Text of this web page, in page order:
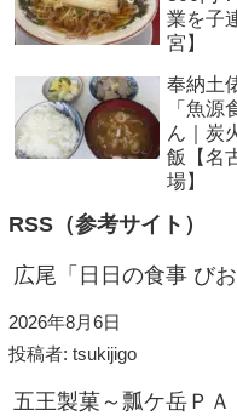
業を子
宮】
奉納土
「魚源
ん｜炭
飯【名
場】
RSS（参考サイト）
広尾「日日の食事 び
2026年8月6日
投稿者: tsukijigo
五王製菓～瓢ケ岳ＰＡ